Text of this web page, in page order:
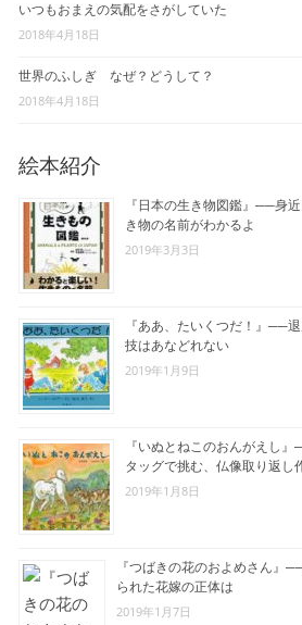
いつもおまえの気配をさがしていた
2018年4月18日
世界のふしぎ なぜ？どうして？
2018年4月18日
絵本紹介
『日本の生き物図鑑』──身
き物の名前がわかるよ
2019年3月3日
『ああ、たいくつだ！』──
技はあなどれない
2019年1月9日
『いぬとねこのおんがえし
タッグで挑む、仏像取り返し
2019年1月8日
『つばきの花のおよめさん』
られた花嫁の正体は
2019年1月7日